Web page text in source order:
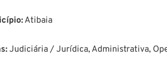
:Atibaia
:Judiciária / Jurídica, Administrativa,